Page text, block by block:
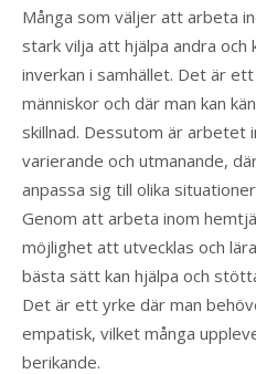
Många som väljer att arbeta
stark vilja att hjälpa andra
inverkan i samhället. Det är
människor och där man kan
skillnad. Dessutom är arbetet
varierande och utmanande,
anpassa sig till olika
Genom att arbeta inom
möjlighet att utvecklas och
bästa sätt kan hjälpa och
Det är ett yrke där man
empatisk, vilket många
berikande.